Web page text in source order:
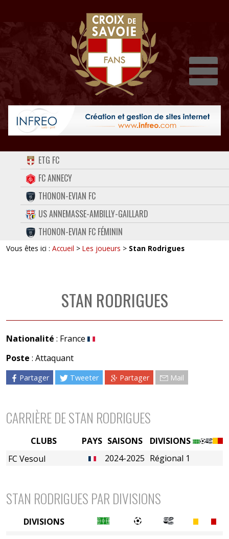
ACCUEIL
FORUM
CONTACT
FACEBOOK
TWITTER
ETG FC
FC ANNECY
THONON-EVIAN FC
US ANNEMASSE-AMBILLY-GAILLARD
THONON-EVIAN FC FÉMININ
Vous êtes ici : Accueil > Les joueurs > Stan Rodrigues
STAN RODRIGUES
Nationalité : France
Poste : Attaquant
Partager Tweeter Partager Mail
CARRIÈRE DE STAN RODRIGUES
PAYS SAISONS
DIVISIONS
2024-2025 Régional 1
CLUBS
FC Vesoul
STAN RODRIGUES PAR DIVISIONS
DIVISIONS